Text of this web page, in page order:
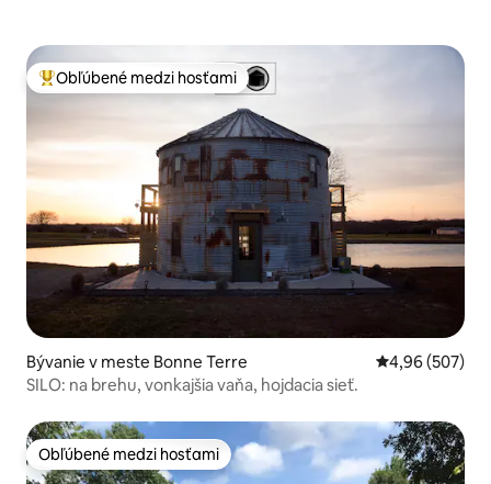
Najobľúbenejšie medzi hosťami
Obľúbené medzi hosťami
Bývanie v meste Bonne Terre Priemerné
4,96 (507)
SILO: na brehu, vonkajšia vaňa, hojdacia sieť.
Obľúbené medzi hosťami
Obľúbené medzi hosťami